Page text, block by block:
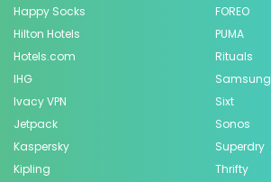
Happy Socks
Hilton Hotels
Hotels.com
IHG
Ivacy VPN
Jetpack
Kaspersky
Kipling
FOREO
PUMA
Rituals
Samsung
Sixt
Sonos
Superdry
Thrifty